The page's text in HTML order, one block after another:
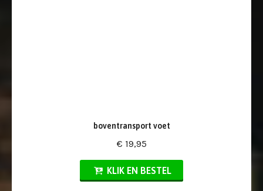
boventransport voet
€ 19,95
KLIK EN BESTEL